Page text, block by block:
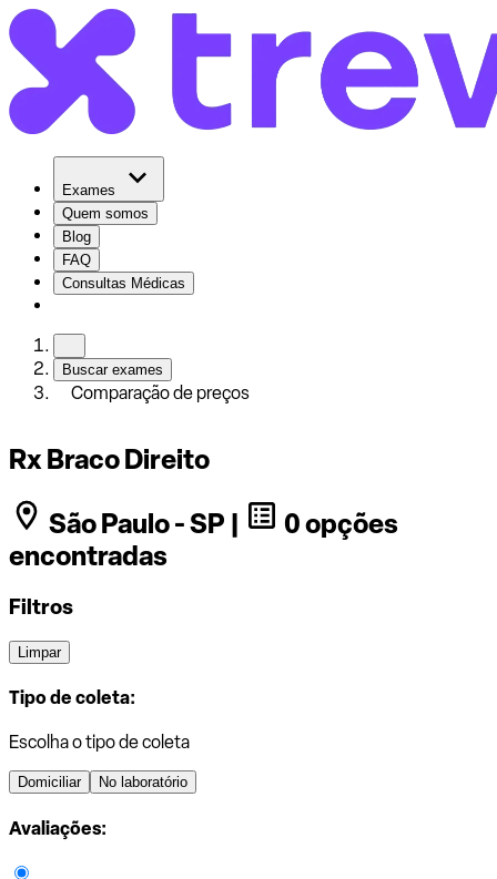
Exames
Quem somos
Blog
FAQ
Consultas Médicas
Buscar exames
Comparação de preços
Rx Braco Direito
São Paulo - SP |
0 opções
encontradas
Filtros
Limpar
Tipo de coleta:
Escolha o tipo de coleta
Domiciliar No laboratório
Avaliações: